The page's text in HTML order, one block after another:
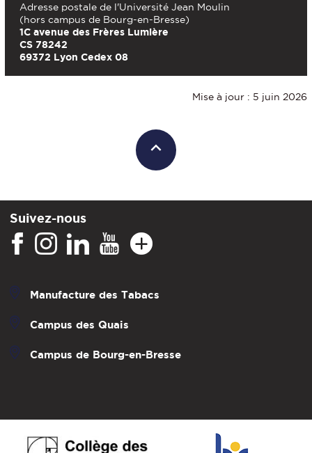
Adresse postale de l'Université Jean Moulin
(hors campus de Bourg-en-Bresse)
1C avenue des Frères Lumière
CS 78242
69372 Lyon Cedex 08
Mise à jour : 5 juin 2026
Suivez-nous
Manufacture des Tabacs
Campus des Quais
Campus de Bourg-en-Bresse